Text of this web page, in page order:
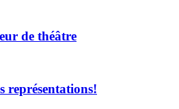
de théâtre
représentations!